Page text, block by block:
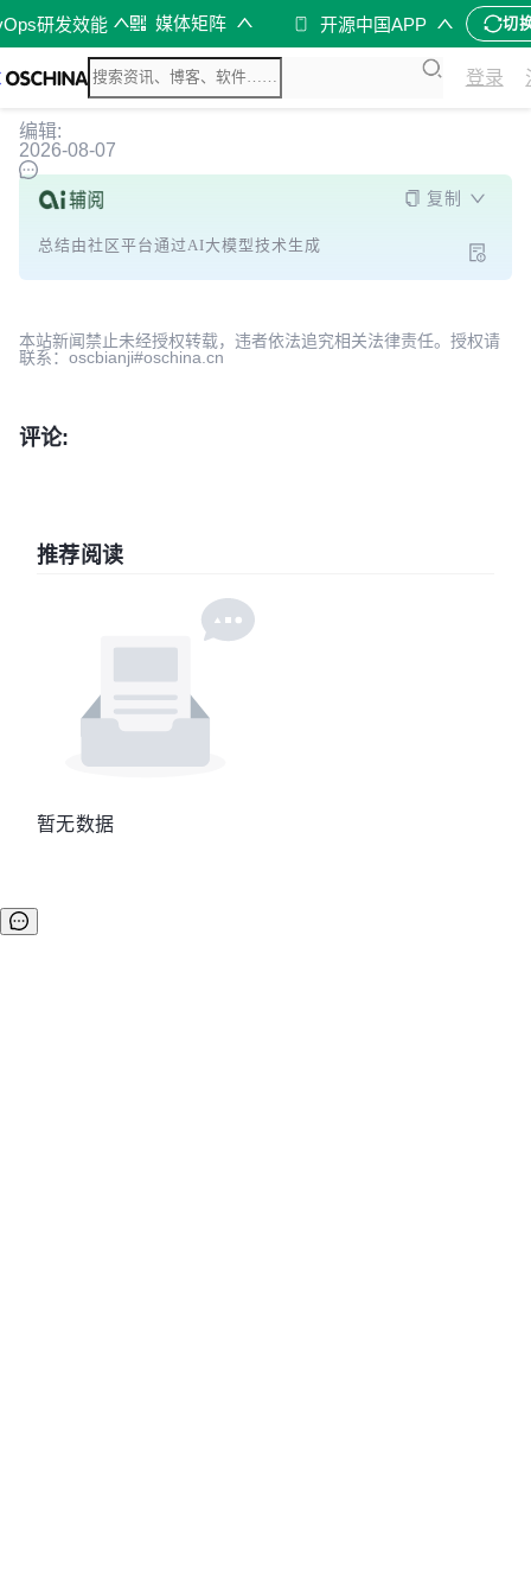
研发效能 媒体矩阵 开源中国APP 切
登录
编辑:
2026-08-07
复制
总结由社区平台通过AI大模型技术生成
本站新闻禁止未经授权转载，违者依法追究相关法律责任。授权请
联系：oscbianji#oschina.cn
评论:
推荐阅读
暂无数据